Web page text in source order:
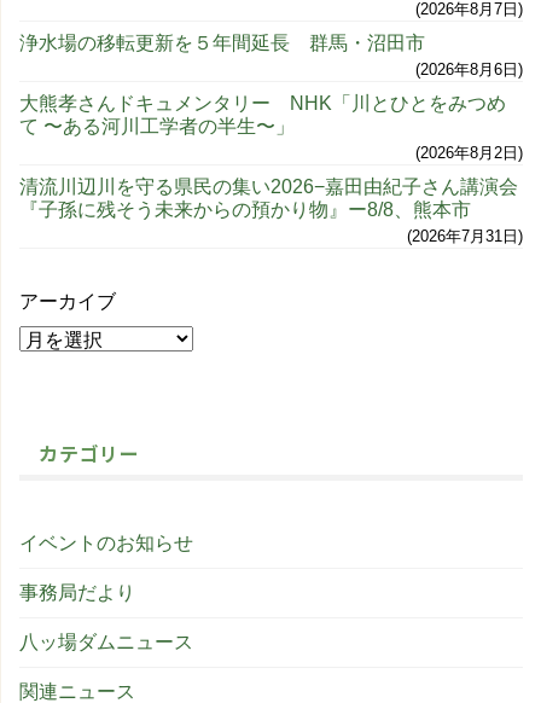
2026年8月7日
浄水場の移転更新を５年間延長 群馬・沼田市
2026年8月6日
大熊孝さんドキュメンタリー NHK「川とひとをみつめ
て 〜ある河川工学者の半生〜」
2026年8月2日
清流川辺川を守る県民の集い2026−嘉田由紀子さん講演会
『子孫に残そう未来からの預かり物』ー8/8、熊本市
2026年7月31日
アーカイブ
カテゴリー
イベントのお知らせ
事務局だより
八ッ場ダムニュース
関連ニュース